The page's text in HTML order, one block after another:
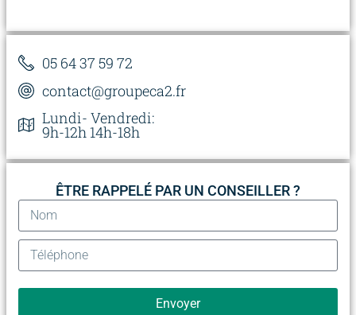
05 64 37 59 72
contact@groupeca2.fr
Lundi- Vendredi:
9h-12h 14h-18h
ÊTRE RAPPELÉ PAR UN CONSEILLER ?
Envoyer